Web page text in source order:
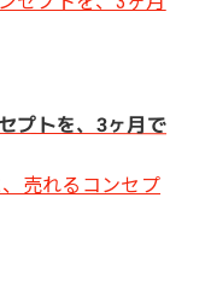
プトを、3ヶ月で
売れるコンセプ